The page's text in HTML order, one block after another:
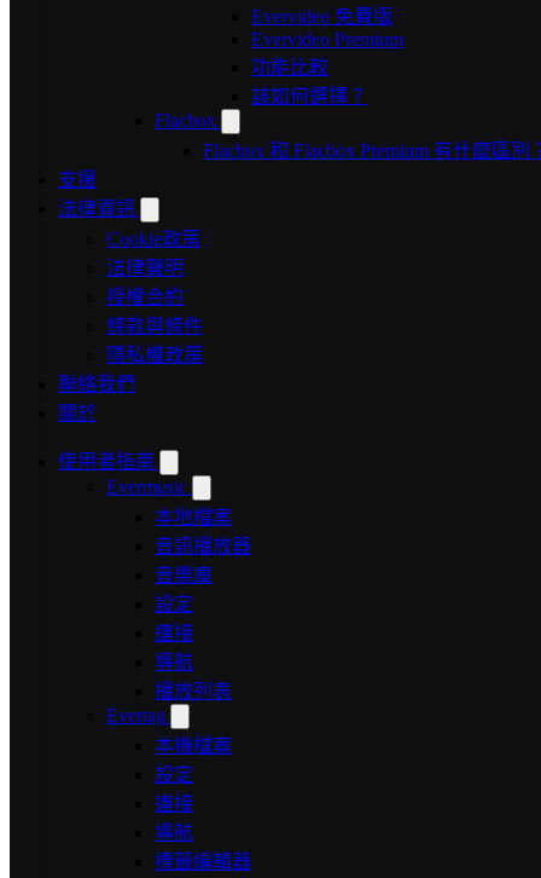
Evervideo 免費版
Evervideo Premium
功能比較
該如何選擇？
Flacbox
Flacbox 和 Flacbox Premium 有什麼區別
支援
法律資訊
Cookie政策
法律聲明
授權合約
條款與條件
隱私權政策
聯絡我們
關於
使用者指南
Evermusic
本地檔案
音訊播放器
音樂庫
設定
連接
導航
播放列表
Evertag
本機檔案
設定
連接
導航
標籤編輯器